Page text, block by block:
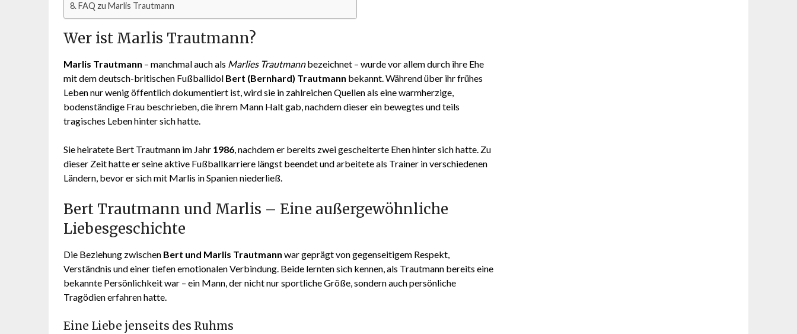
FAQ zu Marlis Trautmann
Wer ist Marlis Trautmann?
Marlis Trautmann – manchmal auch als Marlies Trautmannbezeichnet – wurde vor allem durch ihre Ehe
mit dem deutsch-britischen Fußballidol Bert (Bernhard) Trautmann bekannt. Während über ihr frühes
Leben nur wenig öffentlich dokumentiert ist, wird sie in zahlreichen Quellen als eine warmherzige,
bodenständige Frau beschrieben, die ihrem Mann Halt gab, nachdem dieser ein bewegtes und teils
tragisches Leben hinter sich hatte.
Sie heiratete Bert Trautmann im Jahr 1986, nachdem er bereits zwei gescheiterte Ehen hinter sich hatte. Zu
dieser Zeit hatte er seine aktive Fußballkarriere längst beendet und arbeitete als Trainer in verschiedenen
Ländern, bevor er sich mit Marlis in Spanien niederließ.
Bert Trautmann und Marlis – Eine außergewöhnliche
Liebesgeschichte
Die Beziehung zwischen Bert und Marlis Trautmann war geprägt von gegenseitigem Respekt,
Verständnis und einer tiefen emotionalen Verbindung. Beide lernten sich kennen, als Trautmann bereits eine
bekannte Persönlichkeit war – ein Mann, der nicht nur sportliche Größe, sondern auch persönliche
Tragödien erfahren hatte.
Eine Liebe jenseits des Ruhms